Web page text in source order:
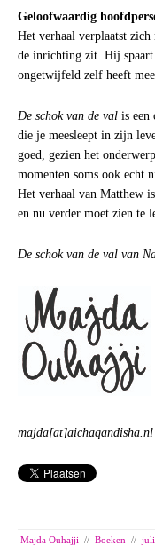
Geloofwaardig
Het verhaal verplaatst
de inrichting zit. Hij
ongetwijfeld zelf heeft
De schok van de val is een
die je meesleept in zijn
goed, gezien het
momenten soms ook echt
Het verhaal van Matthew
en nu verder moet zien te
De schok van de val van
majda[at]aichaqandisha.nl
Majda Ouhajji // Boeken //